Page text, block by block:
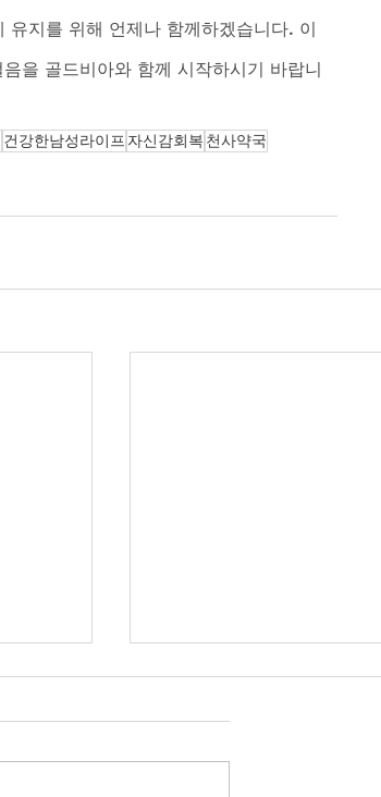
지를 위해 언제나 함께하겠습니다. 이
을 골드비아와 함께 시작하시기 바랍니
건강한남성라이프 자신감회복 천사약국